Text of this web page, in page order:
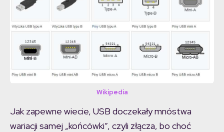
Wikipedia
Jak zapewne wiecie, USB doczekały mnóstwa
wariacji samej „końcówki”, czyli złącza, bo choć